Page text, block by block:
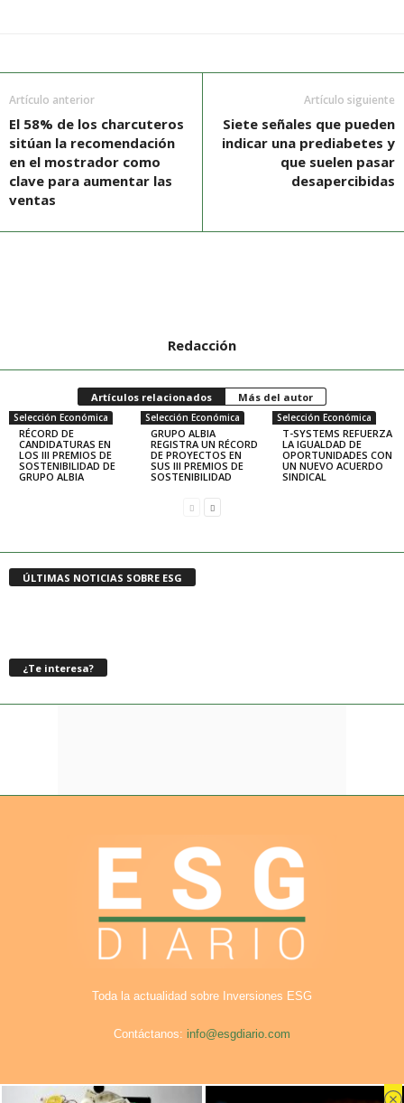
Artículo anterior
El 58% de los charcuteros
sitúan la recomendación
en el mostrador como
clave para aumentar las
ventas
Artículo siguiente
Siete señales que pueden
indicar una prediabetes y
que suelen pasar
desapercibidas
Redacción
Artículos relacionados Más del autor
Selección Económica
RÉCORD DE
CANDIDATURAS EN
LOS III PREMIOS DE
SOSTENIBILIDAD DE
GRUPO ALBIA
Selección Económica
GRUPO ALBIA
REGISTRA UN RÉCORD
DE PROYECTOS EN
SUS III PREMIOS DE
SOSTENIBILIDAD
Selección Económica
T-SYSTEMS REFUERZA
LA IGUALDAD DE
OPORTUNIDADES CON
UN NUEVO ACUERDO
SINDICAL
ÚLTIMAS NOTICIAS SOBRE ESG
¿Te interesa?
Toda la actualidad sobre Inversiones ESG
Contáctanos: info@esgdiario.com